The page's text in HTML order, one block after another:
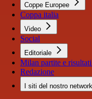
Coppe Europee
Coppa italia
Video
Social
Editoriale
Milan partite e
Redazione
I siti del nostro network